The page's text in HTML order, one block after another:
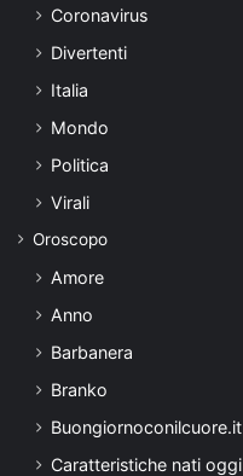
Coronavirus
Divertenti
Italia
Mondo
Politica
Virali
Oroscopo
Amore
Anno
Barbanera
Branko
Buongiornoconilcuore.it
Caratteristiche nati oggi